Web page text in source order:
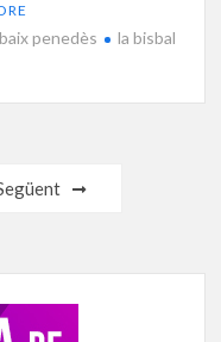
penedès
la bisbal